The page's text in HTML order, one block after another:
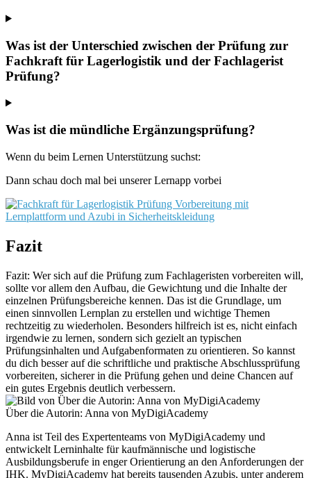
Was ist der Unterschied zwischen der Prüfung zur
Fachkraft für Lagerlogistik und der Fachlagerist
Prüfung?
Was ist die mündliche Ergänzungsprüfung?
Wenn du beim Lernen Unterstützung suchst:
Dann schau doch mal bei unserer Lernapp vorbei
Fazit
Fazit: Wer sich auf die Prüfung zum Fachlageristen vorbereiten will,
sollte vor allem den Aufbau, die Gewichtung und die Inhalte der
einzelnen Prüfungsbereiche kennen. Das ist die Grundlage, um
einen sinnvollen Lernplan zu erstellen und wichtige Themen
rechtzeitig zu wiederholen. Besonders hilfreich ist es, nicht einfach
irgendwie zu lernen, sondern sich gezielt an typischen
Prüfungsinhalten und Aufgabenformaten zu orientieren. So kannst
du dich besser auf die schriftliche und praktische Abschlussprüfung
vorbereiten, sicherer in die Prüfung gehen und deine Chancen auf
ein gutes Ergebnis deutlich verbessern.
Über die Autorin: Anna von MyDigiAcademy
Anna ist Teil des Expertenteams von MyDigiAcademy und
entwickelt Lerninhalte für kaufmännische und logistische
Ausbildungsberufe in enger Orientierung an den Anforderungen der
IHK. MyDigiAcademy hat bereits tausenden Azubis, unter anderem